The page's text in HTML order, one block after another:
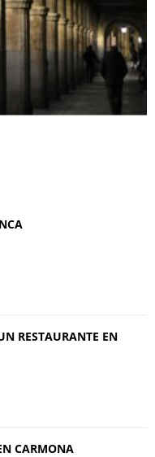
RESTAURANTE EN
CARMONA